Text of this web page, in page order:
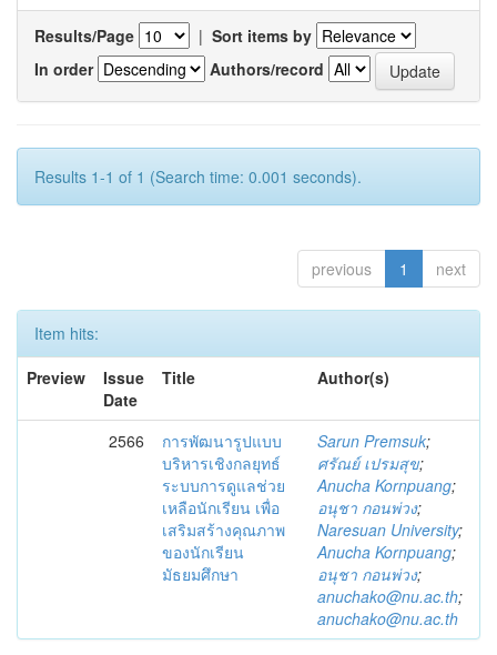
Results/Page | Sort items by
In order
Authors/record
Results 1-1 of 1 (Search time: 0.001 seconds).
previous 1 next
Item hits:
Preview
Issue
Date
Title Author(s)
2566
การพัฒนารูปแบบ
บริหารเชิงกลยุทธ์
ระบบการดูแลช่วย
เหลือนักเรียน เพื่อ
เสริมสร้างคุณภาพ
ของนักเรียน
มัธยมศึกษา
Sarun Premsuk;
ศรัณย์ เปรมสุข;
Anucha Kornpuang;
อนุชา กอนพ่วง;
Naresuan University;
Anucha Kornpuang;
อนุชา กอนพ่วง;
anuchako@nu.ac.th;
anuchako@nu.ac.th